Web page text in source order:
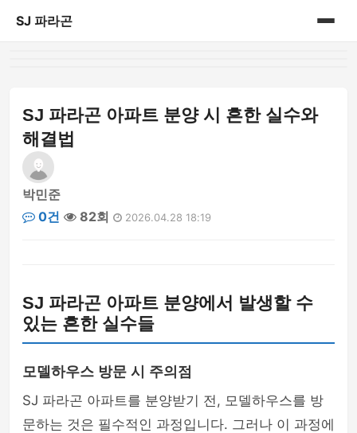
SJ 파라곤
SJ 파라곤 아파트 분양 시 흔한 실수와
해결법
박민준
0건
82회 2026.04.28 18:19
SJ 파라곤 아파트 분양에서 발생할 수
있는 흔한 실수들
모델하우스 방문 시 주의점
SJ 파라곤 아파트를 분양받기 전, 모델하우스를 방
문하는 것은 필수적인 과정입니다. 그러나 이 과정에